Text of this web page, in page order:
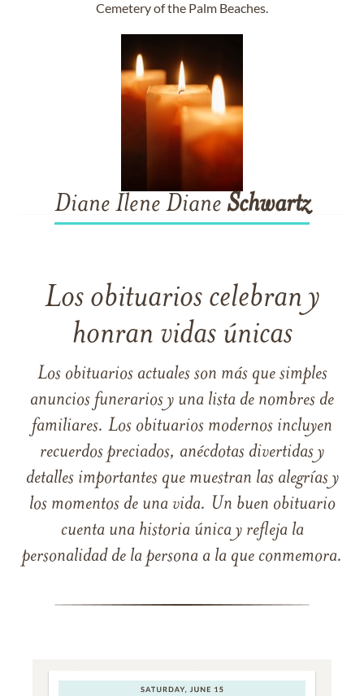
Cemetery of the Palm Beaches.
Diane Ilene Diane Schwartz
Los obituarios celebran y
honran vidas únicas
Los obituarios actuales son más que simples
anuncios funerarios y una lista de nombres de
familiares. Los obituarios modernos incluyen
recuerdos preciados, anécdotas divertidas y
detalles importantes que muestran las alegrías y
los momentos de una vida. Un buen obituario
cuenta una historia única y refleja la
personalidad de la persona a la que conmemora.